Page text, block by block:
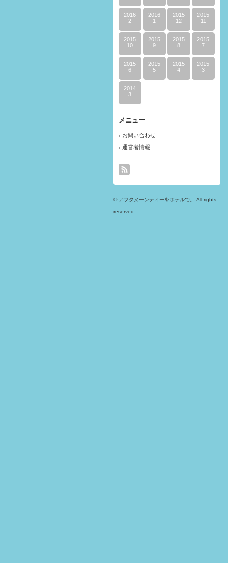
2016
2
2016
1
2015
12
2015
11
2015
10
2015
9
2015
8
2015
7
2015
6
2015
5
2015
4
2015
3
2014
3
メニュー
お問い合わせ
運営者情報
© アフタヌーンティーをホテルで。 All rights
reserved.